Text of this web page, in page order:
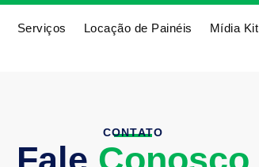
Serviços Locação de Painéis Mídia Kit
CONTATO